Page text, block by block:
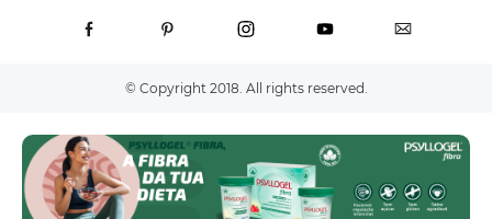
© Copyright 2018. All rights reserved.